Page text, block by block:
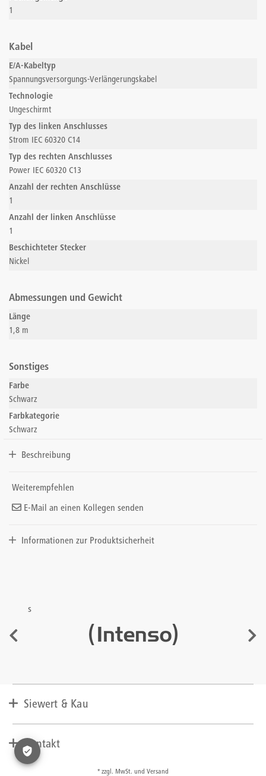
1
Kabel
E/A-Kabeltyp
Spannungsversorgungs-Verlängerungskabel
Technologie
Ungeschirmt
Typ des linken Anschlusses
Strom IEC 60320 C14
Typ des rechten Anschlusses
Power IEC 60320 C13
Anzahl der rechten Anschlüsse
1
Anzahl der linken Anschlüsse
1
Beschichteter Stecker
Nickel
Abmessungen und Gewicht
Länge
1,8 m
Sonstiges
Farbe
Schwarz
Farbkategorie
Schwarz
Beschreibung
Weiterempfehlen
E-Mail an einen Kollegen senden
Informationen zur Produktsicherheit
s
Siewert & Kau
Lieferant werden
Presse
AGBs
Kontakt
+49 (0) 2271 763 100* zzgl. MwSt. und Versand